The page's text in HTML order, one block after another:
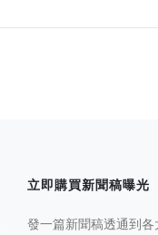
立即購買新聞稿曝光
發一篇新聞稿透通到